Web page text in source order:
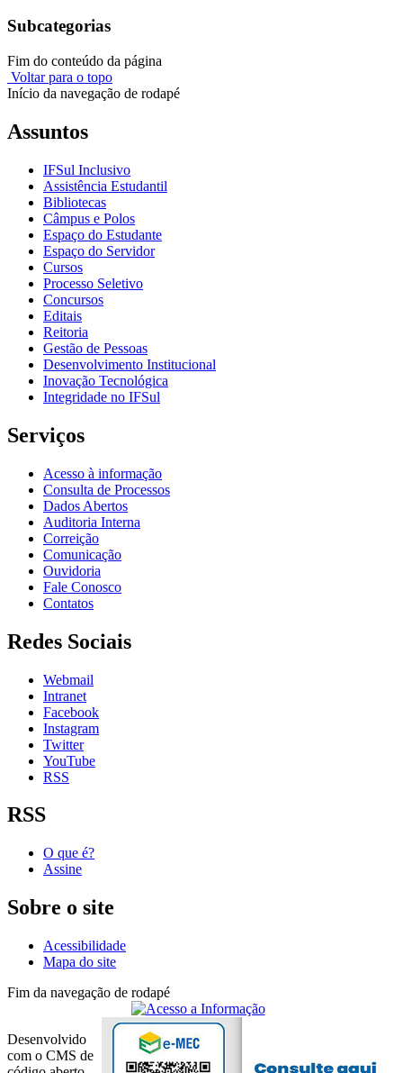
Subcategorias
Fim do conteúdo da página
Voltar para o topo
Início da navegação de rodapé
Assuntos
IFSul Inclusivo
Assistência Estudantil
Bibliotecas
Câmpus e Polos
Espaço do Estudante
Espaço do Servidor
Cursos
Processo Seletivo
Concursos
Editais
Reitoria
Gestão de Pessoas
Desenvolvimento Institucional
Inovação Tecnológica
Integridade no IFSul
Serviços
Acesso à informação
Consulta de Processos
Dados Abertos
Auditoria Interna
Correição
Comunicação
Ouvidoria
Fale Conosco
Contatos
Redes Sociais
Webmail
Intranet
Facebook
Instagram
Twitter
YouTube
RSS
RSS
O que é?
Assine
Sobre o site
Acessibilidade
Mapa do site
Fim da navegação de rodapé
Desenvolvido
com o CMS de